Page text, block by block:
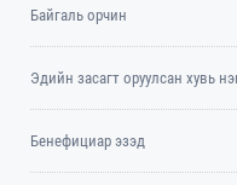
Байгаль орчин
Эдийн засагт оруулсан хувь
Бенефициар эзэд